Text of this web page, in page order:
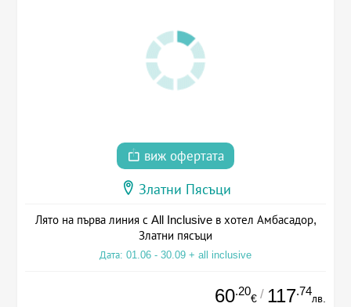
виж офертата
Златни Пясъци
Лято на първа линия с All Inclusive в хотел Амбасадор,
Златни пясъци
Дата: 01.06 - 30.09 + all inclusive
60.20
€ / 117.74
лв.